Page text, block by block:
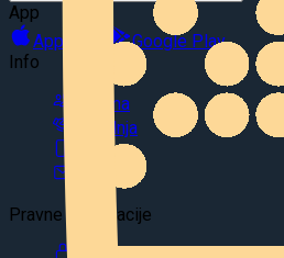
App
App Store
Google Play
Info
O nama
Saradnja
Pravne informacije